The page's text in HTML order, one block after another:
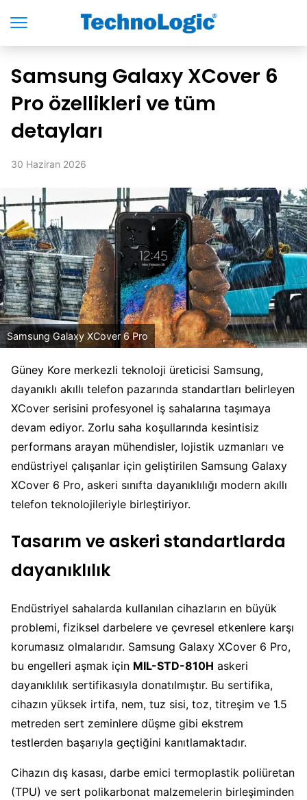
Samsung Galaxy XCover 6
Pro özellikleri ve tüm
detayları
30 Haziran 2026
Samsung Galaxy XCover 6 Pro
Güney Kore merkezli teknoloji üreticisi Samsung,
dayanıklı akıllı telefon pazarında standartları belirleyen
XCover serisini profesyonel iş sahalarına taşımaya
devam ediyor. Zorlu saha koşullarında kesintisiz
performans arayan mühendisler, lojistik uzmanları ve
endüstriyel çalışanlar için geliştirilen Samsung Galaxy
XCover 6 Pro, askeri sınıfta dayanıklılığı modern akıllı
telefon teknolojileriyle birleştiriyor.
Tasarım ve askeri standartlarda
dayanıklılık
Endüstriyel sahalarda kullanılan cihazların en büyük
problemi, fiziksel darbelere ve çevresel etkenlere karşı
korumasız olmalarıdır. Samsung Galaxy XCover 6 Pro,
bu engelleri aşmak için MIL-STD-810H askeri
dayanıklılık sertifikasıyla donatılmıştır. Bu sertifika,
cihazın yüksek irtifa, nem, tuz sisi, toz, titreşim ve 1.5
metreden sert zeminlere düşme gibi ekstrem
testlerden başarıyla geçtiğini kanıtlamaktadır.
Cihazın dış kasası, darbe emici termoplastik poliüretan
(TPU) ve sert polikarbonat malzemelerin birleşiminden